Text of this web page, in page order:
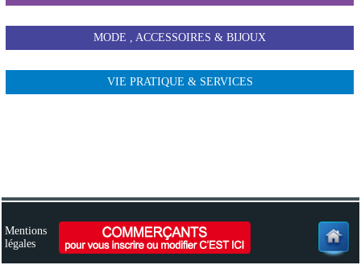
MODE , ACCESSOIRES & BIJOUX
VIE PRATIQUE & SERVICES
Mentions
légales